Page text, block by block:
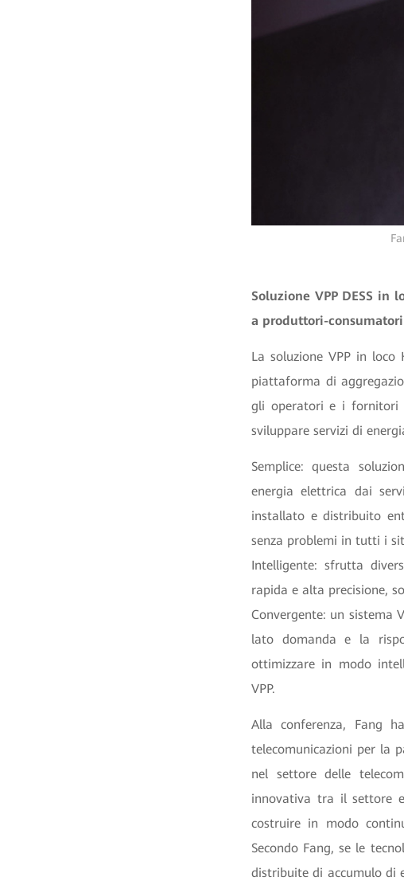
Soluzione VPP DESS
a produttori-
La soluzione VPP in
piattaforma di
gli operatori e i fornitori
sviluppare servizi di
Semplice: questa
energia elettrica dai
installato e distribuito
senza problemi in tutti i
Intelligente: sfrutta
rapida e alta precisione,
Convergente: un sistema
lato domanda e la
ottimizzare in modo
VPP.
Alla conferenza, Fang
telecomunicazioni per la
nel settore delle
innovativa tra il settore
costruire in modo
Secondo Fang, se le
distribuite di accumulo di